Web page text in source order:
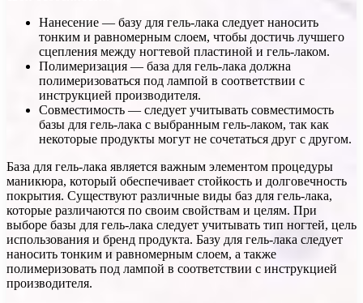
Нанесение — базу для гель-лака следует наносить
тонким и равномерным слоем, чтобы достичь лучшего
сцепления между ногтевой пластиной и гель-лаком.
Полимеризация — база для гель-лака должна
полимеризоваться под лампой в соответствии с
инструкцией производителя.
Совместимость — следует учитывать совместимость
базы для гель-лака с выбранным гель-лаком, так как
некоторые продукты могут не сочетаться друг с другом.
База для гель-лака является важным элементом процедуры
маникюра, который обеспечивает стойкость и долговечность
покрытия. Существуют различные виды баз для гель-лака,
которые различаются по своим свойствам и целям. При
выборе базы для гель-лака следует учитывать тип ногтей, цель
использования и бренд продукта. Базу для гель-лака следует
наносить тонким и равномерным слоем, а также
полимеризовать под лампой в соответствии с инструкцией
производителя.